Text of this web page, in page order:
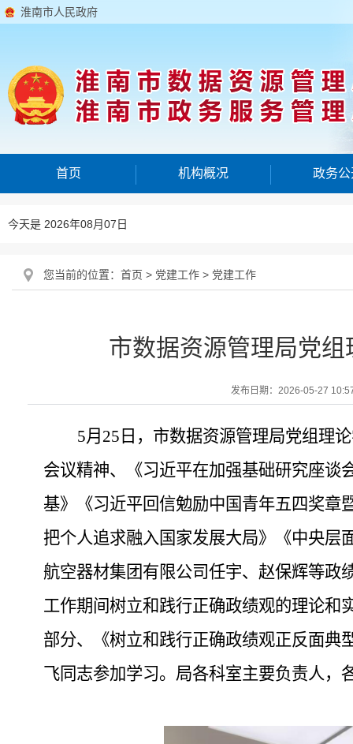
淮南市人民政府
首页 机构概况 政务公
今天是 2026年08月07日
您当前的位置： 首页 > 党建工作 > 党建工作
市数据资源管理局党
发布日期：2026-05-27
5月 25 日，市数据资源管理局党组理
会议精神、《习近平在加强基础研究座谈
基》《习近平回信勉励中国青年五四奖章
把个人追求融入国家发展大局》《中央层
航空器材集团有限公司任宇、赵保辉等政
工作期间树立和践行正确政绩观的理论和
部分、《树立和践行正确政绩观正反面典
飞同志参加学习。 局各科室主要负责人，